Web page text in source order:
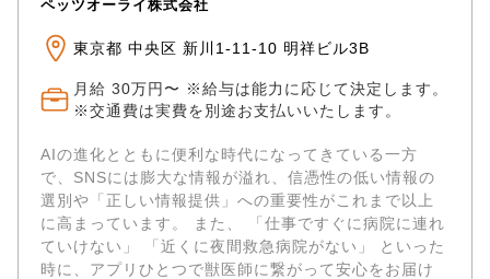
ペッツオーライ株式会社
東京都 中央区 新川1-11-10 明祥ビル3B
月給 30万円〜 ※給与は能力に応じて決定します。
※交通費は実費を別途お支払いいたします。
AIの進化とともに便利な時代になってきている一方
で、SNSには膨大な情報が溢れ、信憑性の低い情報の
選別や「正しい情報提供」への重要性がこれまで以上
に高まっています。 また、 「仕事ですぐに病院に連れ
ていけない」 「近くに夜間救急病院がない」 といった
時に、アプリひとつで獣医師に繋がって安心をお届け